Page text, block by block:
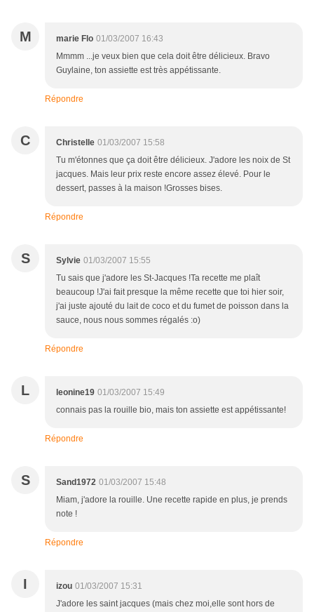
M marie Flo 01/03/2007 16:43
Mmmm ...je veux bien que cela doit être délicieux. Bravo
Guylaine, ton assiette est très appétissante.
Répondre
C Christelle 01/03/2007 15:58
Tu m'étonnes que ça doit être délicieux. J'adore les noix de St
jacques. Mais leur prix reste encore assez élevé. Pour le
dessert, passes à la maison !Grosses bises.
Répondre
S Sylvie 01/03/2007 15:55
Tu sais que j'adore les St-Jacques !Ta recette me plaît
beaucoup !J'ai fait presque la même recette que toi hier soir,
j'ai juste ajouté du lait de coco et du fumet de poisson dans la
sauce, nous nous sommes régalés :o)
Répondre
L leonine19 01/03/2007 15:49
connais pas la rouille bio, mais ton assiette est appétissante!
Répondre
S Sand1972 01/03/2007 15:48
Miam, j'adore la rouille. Une recette rapide en plus, je prends
note !
Répondre
I izou 01/03/2007 15:31
J'adore les saint jacques (mais chez moi,elle sont hors de